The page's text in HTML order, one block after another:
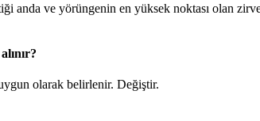
anda ve yörüngenin en yüksek noktası olan
olarak belirlenir. Değiştir.